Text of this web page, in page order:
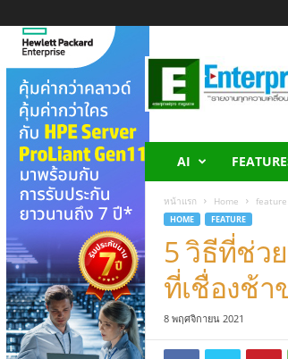
n
T
P
r
o
AI
หน้าแรก Home feature
HOME FEATURE
5 วิธีที่ช่ว
ที่เชื่องช้
8 พฤศจิกายน 2021